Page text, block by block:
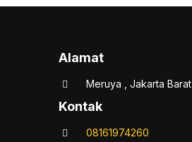
Alamat
Meruya , Jakarta Barat
Kontak
08161974260